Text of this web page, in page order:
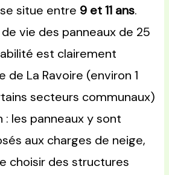
situe entre 9 et 11 ans.
vie des panneaux de 25
est clairement
de La Ravoire (environ 1
secteurs communaux)
les panneaux y sont
aux charges de neige,
choisir des structures